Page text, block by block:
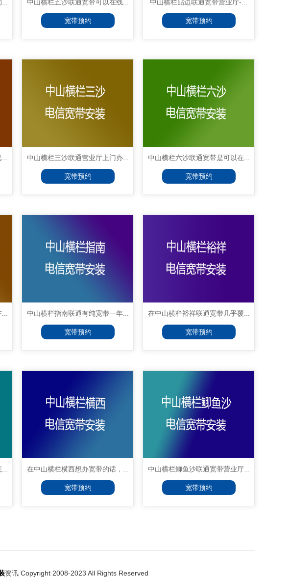
中山横栏五沙联通宽带可以在线...
宽带预约
中山横栏贴边联通宽带营业厅-...
宽带预约
中山横栏三沙联通营业厅上门办...
宽带预约
中山横栏六沙联通宽带是可以在...
宽带预约
中山横栏指南联通有纯宽带一年...
宽带预约
在中山横栏裕祥联通宽带几乎覆...
宽带预约
在中山横栏横西想办宽带的话，...
宽带预约
中山横栏鲫鱼沙联通宽带营业厅...
宽带预约
资讯 Copyright 2008-2023 All Rights Reserved